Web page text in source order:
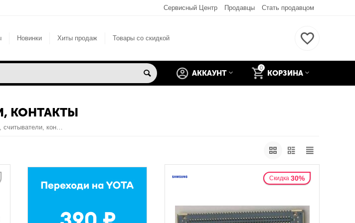
Сервисный Центр Продавцы Стать продавцом
Новинки Хиты продаж Товары со скидкой
0
КОРЗИНА
АККАУНТ
КОНТАКТЫ
Разъемы, разъемы зарядки, считыватели, контакты
Скидка 30%